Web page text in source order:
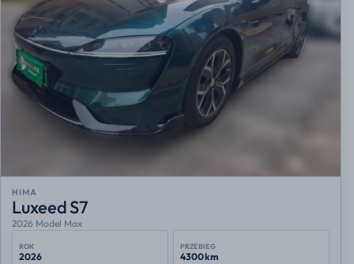
HIMA
Luxeed S7
2026 Model Max
ROK
2026
PRZEBIEG
4300 km